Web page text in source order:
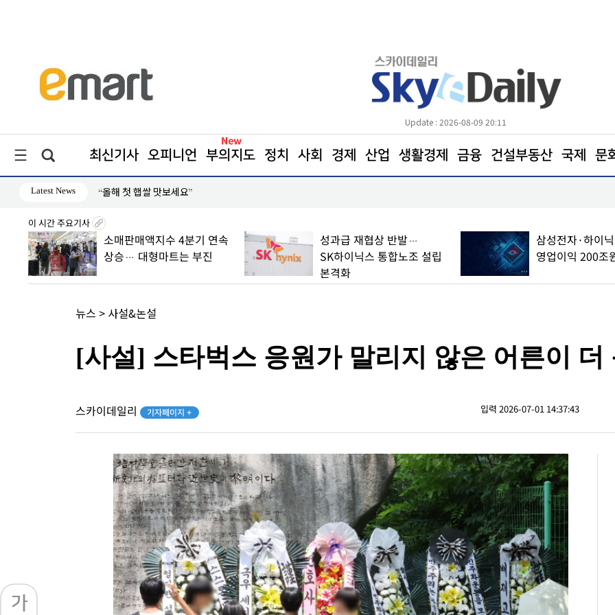
Update : 2026-08-09 20:11
최신기사 오피니언 부의지도 정치 사회 경제 산업 생활경제 금융 건설부동산 국제 문
Latest News “올해 첫 햅쌀 맛보세요”
이 시간 주요기사
소매판매액지수 4분기 연속
상승… 대형마트는 부진
성과급 재협상 반발…
SK하이닉스 통합노조 설립
본격화
삼성전자·하이
영업이익 200조
뉴스 > 사설&논설
[사설] 스타벅스 응원가 말리지 않은 어른이 더
스카이데일리 기자페이지 + 입력 2026-07-01 14:37:43